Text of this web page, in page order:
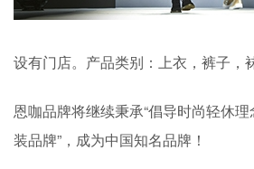
设有门店。产品类别：上衣，裤子，
恩咖品牌将继续秉承“倡导时尚轻休
装品牌”，成为中国知名品牌！